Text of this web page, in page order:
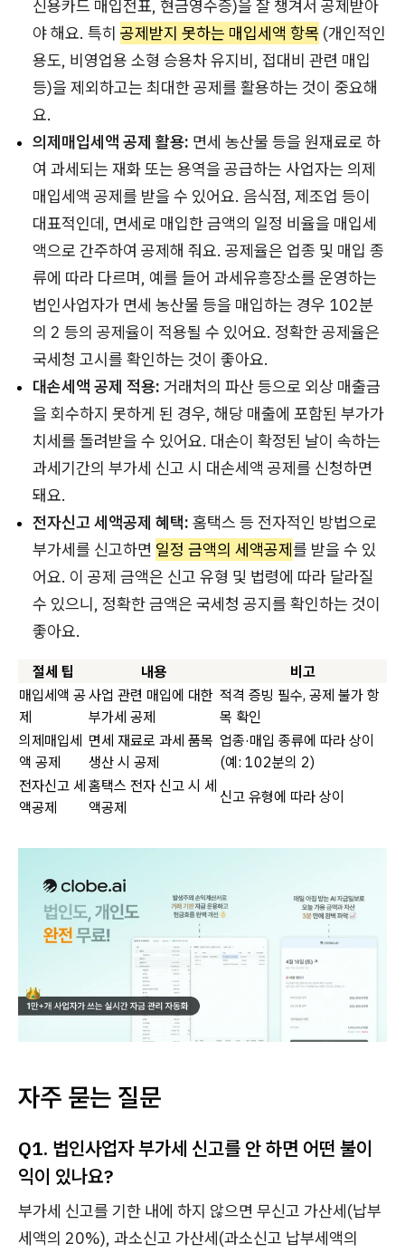
신용카드 매입전표, 현금영수증)을 잘 챙겨서 공제받아
야 해요. 특히 공제받지 못하는 매입세액 항목 (개인적인
용도, 비영업용 소형 승용차 유지비, 접대비 관련 매입
등)을 제외하고는 최대한 공제를 활용하는 것이 중요해
요.
의제매입세액 공제 활용: 면세 농산물 등을 원재료로 하
여 과세되는 재화 또는 용역을 공급하는 사업자는 의제
매입세액 공제를 받을 수 있어요. 음식점, 제조업 등이
대표적인데, 면세로 매입한 금액의 일정 비율을 매입세
액으로 간주하여 공제해 줘요. 공제율은 업종 및 매입 종
류에 따라 다르며, 예를 들어 과세유흥장소를 운영하는
법인사업자가 면세 농산물 등을 매입하는 경우 102분
의 2 등의 공제율이 적용될 수 있어요. 정확한 공제율은
국세청 고시를 확인하는 것이 좋아요.
대손세액 공제 적용: 거래처의 파산 등으로 외상 매출금
을 회수하지 못하게 된 경우, 해당 매출에 포함된 부가가
치세를 돌려받을 수 있어요. 대손이 확정된 날이 속하는
과세기간의 부가세 신고 시 대손세액 공제를 신청하면
돼요.
전자신고 세액공제 혜택: 홈택스 등 전자적인 방법으로
부가세를 신고하면 일정 금액의 세액공제를 받을 수 있
어요. 이 공제 금액은 신고 유형 및 법령에 따라 달라질
수 있으니, 정확한 금액은 국세청 공지를 확인하는 것이
좋아요.
절세 팁 내용
비고
매입세액 공
제
사업 관련 매입에 대한
부가세 공제
적격 증빙 필수, 공제 불가 항
목 확인
의제매입세
액 공제
면세 재료로 과세 품목
생산 시 공제
업종·매입 종류에 따라 상이
(예: 102분의 2)
전자신고 세
액공제
홈택스 전자 신고 시 세
액공제
신고 유형에 따라 상이
자주 묻는 질문
Q1. 법인사업자 부가세 신고를 안 하면 어떤 불이
익이 있나요?
부가세 신고를 기한 내에 하지 않으면 무신고 가산세(납부
세액의 20%), 과소신고 가산세(과소신고 납부세액의